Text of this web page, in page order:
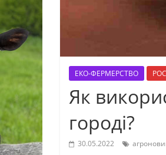
ЕКО-ФЕРМЕРСТВО
Як
городі?
30.05.2022